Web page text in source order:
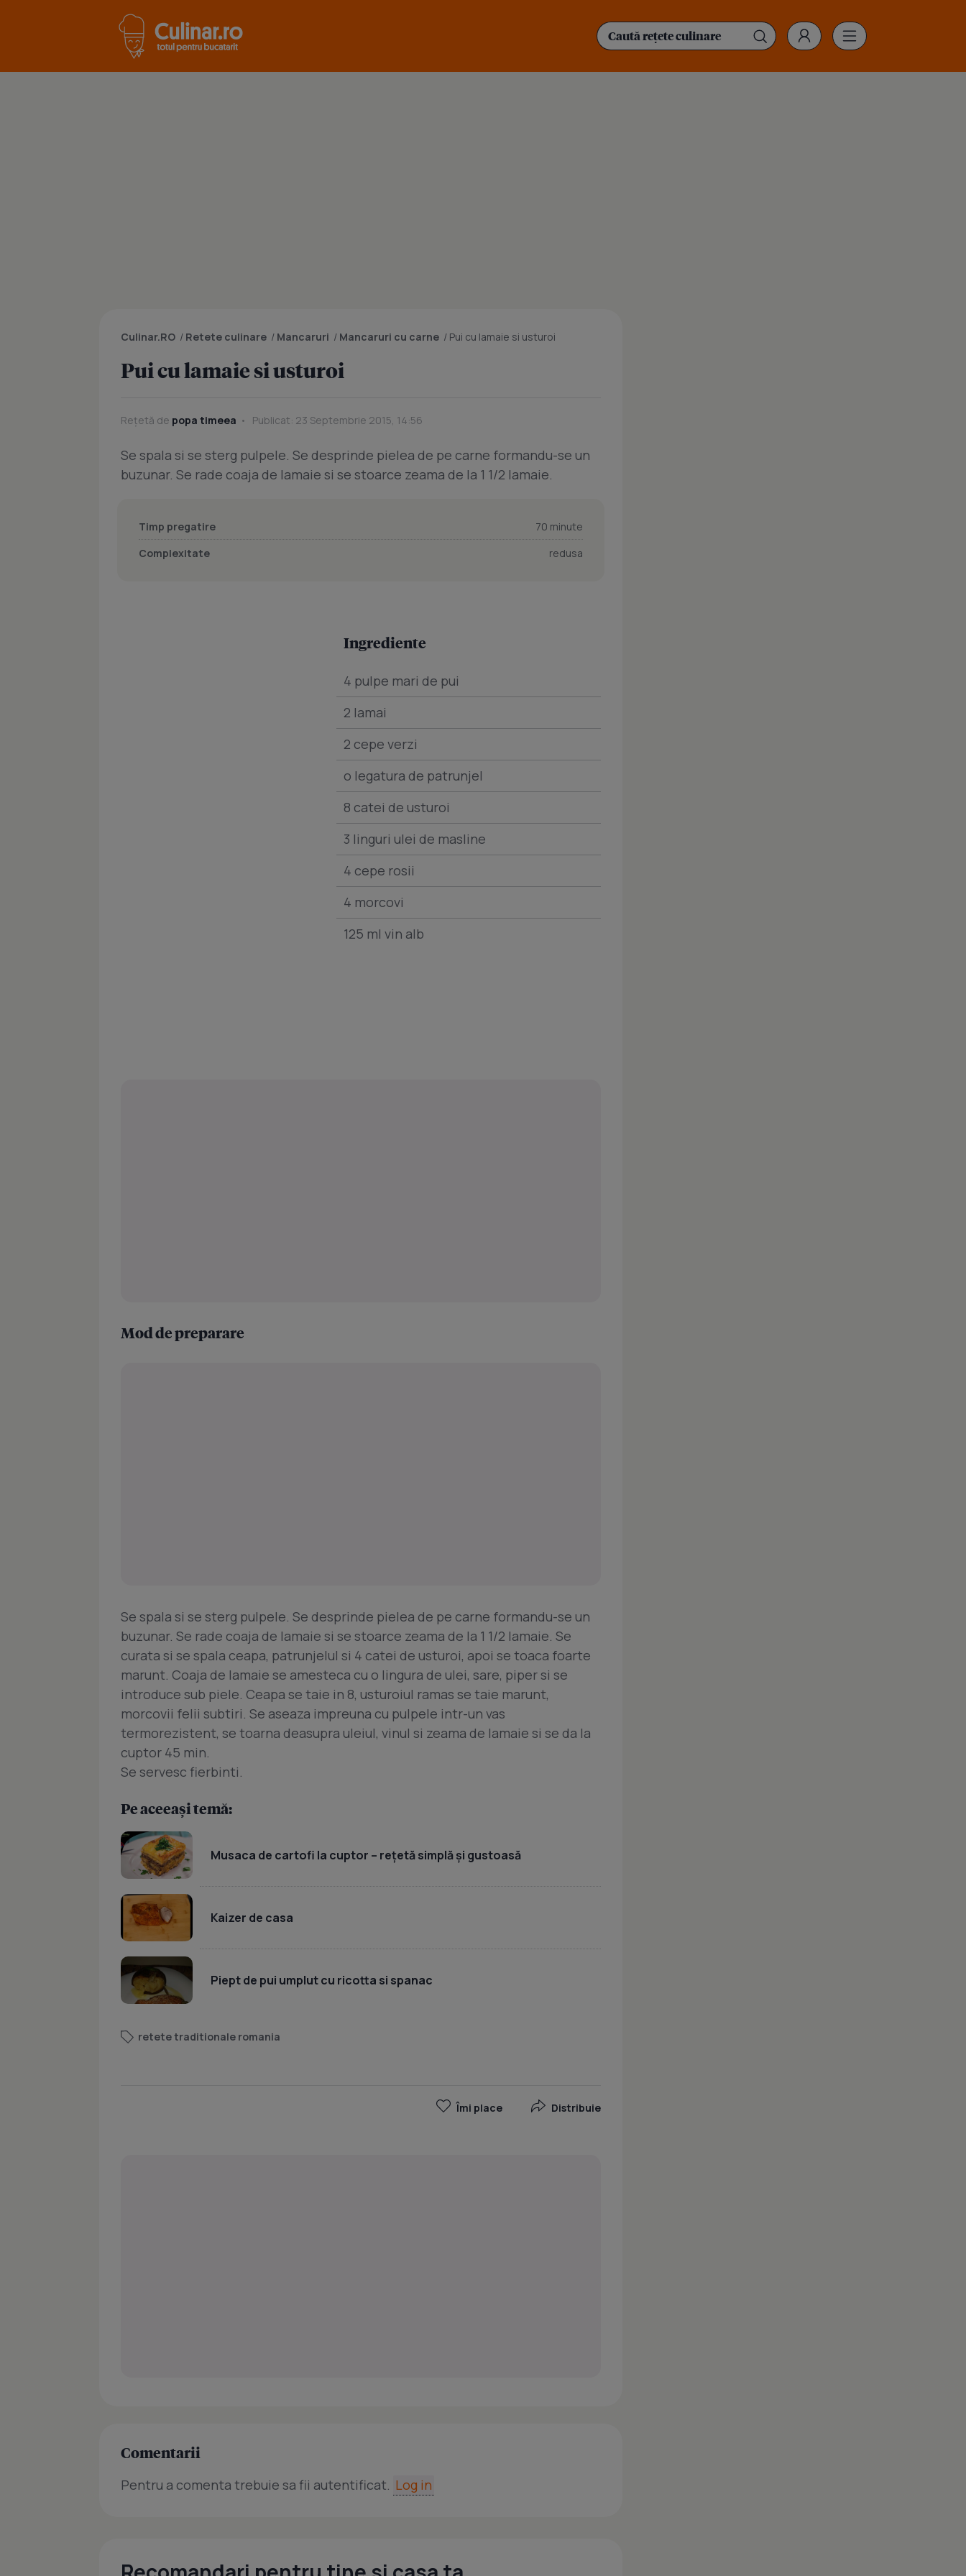
Culinar.RO / Retete culinare / Mancaruri / Mancaruri cu carne / Pui cu lamaie si usturoi
Pui cu lamaie si usturoi
Rețetă de popa timeea Publicat: 23 Septembrie 2015, 14:56
Se spala si se sterg pulpele. Se desprinde pielea de pe carne formandu-se un
buzunar. Se rade coaja de lamaie si se stoarce zeama de la 1 1/2 lamaie.
Timp pregatire
70 minute
Complexitate
redusa
Ingrediente
4 pulpe mari de pui
2 lamai
2 cepe verzi
o legatura de patrunjel
8 catei de usturoi
3 linguri ulei de masline
4 cepe rosii
4 morcovi
125 ml vin alb
Mod de preparare
Se spala si se sterg pulpele. Se desprinde pielea de pe carne formandu-se un
buzunar. Se rade coaja de lamaie si se stoarce zeama de la 1 1/2 lamaie. Se
curata si se spala ceapa, patrunjelul si 4 catei de usturoi, apoi se toaca foarte
marunt. Coaja de lamaie se amesteca cu o lingura de ulei, sare, piper si se
introduce sub piele. Ceapa se taie in 8, usturoiul ramas se taie marunt,
morcovii felii subtiri. Se aseaza impreuna cu pulpele intr-un vas
termorezistent, se toarna deasupra uleiul, vinul si zeama de lamaie si se da la
cuptor 45 min.
Se servesc fierbinti.
Pe aceeași temă:
Musaca de cartofi la cuptor – rețetă simplă și gustoasă
Kaizer de casa
Piept de pui umplut cu ricotta si spanac
retete traditionale romania
Îmi place Distribuie
Comentarii
Pentru a comenta trebuie sa fii autentificat. Log in